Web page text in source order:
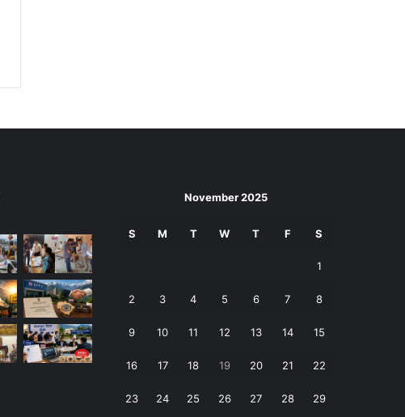
November 2025
S M T W T F S
1
2 3 4 5 6 7 8
9 10 11 12 13 14 15
16 17 18 19 20 21 22
23 24 25 26 27 28 29